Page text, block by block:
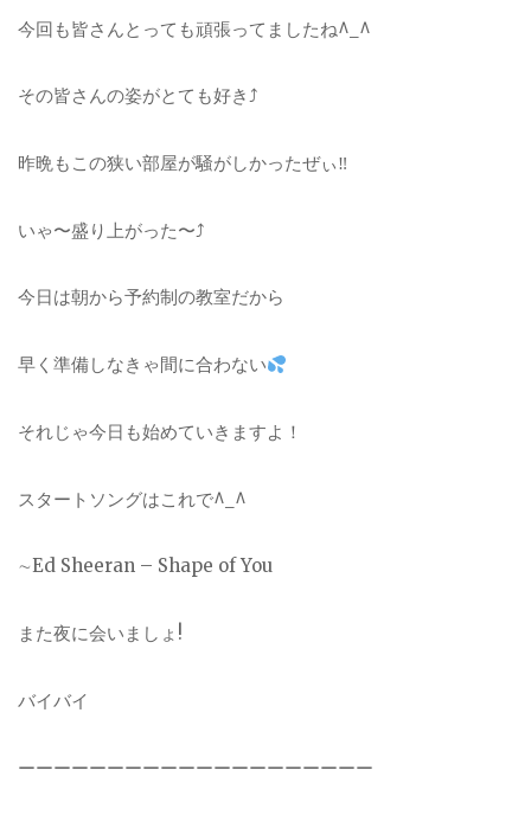
今回も皆さんとっても頑張ってましたね^_^
その皆さんの姿がとても好き⤴︎
昨晩もこの狭い部屋が騒がしかったぜぃ‼︎
いゃ〜盛り上がった〜⤴︎
今日は朝から予約制の教室だから
早く準備しなきゃ間に合わない
それじゃ今日も始めていきますよ！
スタートソングはこれで^_^
∼Ed Sheeran – Shape of You
また夜に会いましょ!
バイバイ
ーーーーーーーーーーーーーーーーーーーー